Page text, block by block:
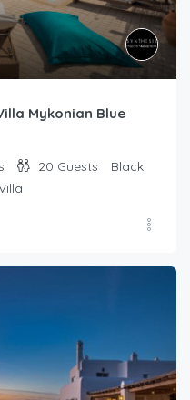
Mykonian Blue
20 Guests
Black